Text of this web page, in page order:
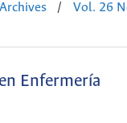
Archives /
Vol. 26
Enfermería